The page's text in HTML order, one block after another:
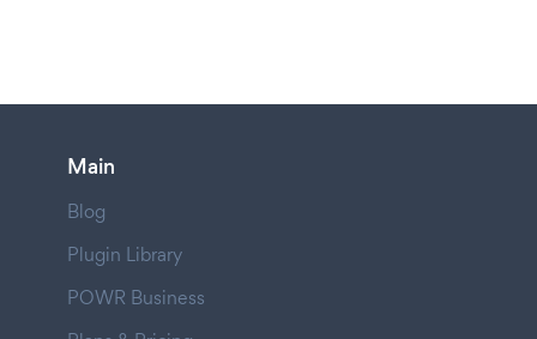
Main
Blog
Plugin Library
POWR Business